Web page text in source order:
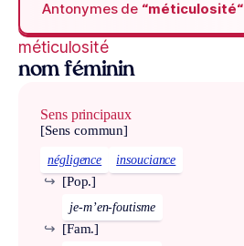
Antonymes de “méticulosité“
méticulosité
nom féminin
Sens principaux
[Sens commun]
négligence insouciance
[Pop.]
↪
je-m’en-foutisme
[Fam.]
↪